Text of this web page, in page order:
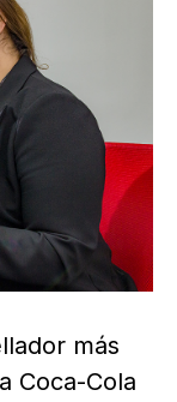
más
Coca-Cola